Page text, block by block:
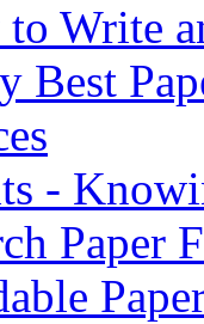
Write
Best
-
Paper